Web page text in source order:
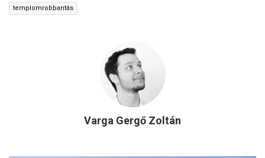
templomrobbantás
Varga Gergő Zoltán